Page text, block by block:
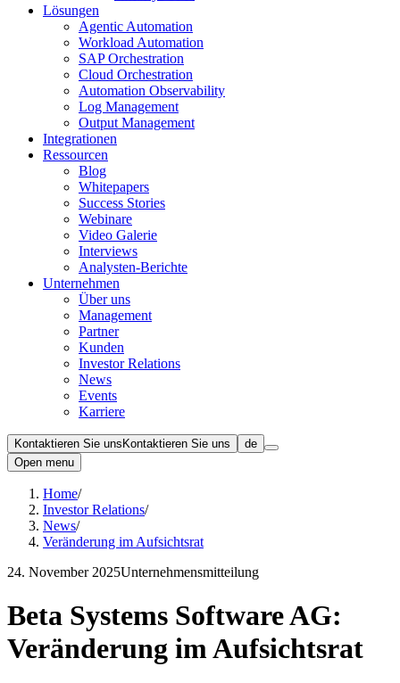
Lösungen
Agentic Automation
Workload Automation
SAP Orchestration
Cloud Orchestration
Automation Observability
Log Management
Output Management
Integrationen
Ressourcen
Blog
Whitepapers
Success Stories
Webinare
Video Galerie
Interviews
Analysten-Berichte
Unternehmen
Über uns
Management
Partner
Kunden
Investor Relations
News
Events
Karriere
Kontaktieren Sie uns Kontaktieren Sie uns
de
Open menu
Home/
Investor Relations/
News/
Veränderung im Aufsichtsrat
24. November 2025Unternehmensmitteilung
Beta Systems Software AG:
Veränderung im Aufsichtsrat